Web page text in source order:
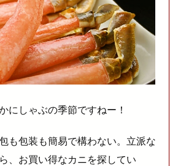
にしゃぶの季節ですねー！
も包装も簡易で構わない。立派な
、お買い得なカニを探してい